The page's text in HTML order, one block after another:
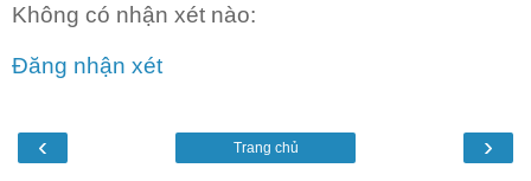
Không có nhận xét nào:
Đăng nhận xét
‹ ›
Trang chủ